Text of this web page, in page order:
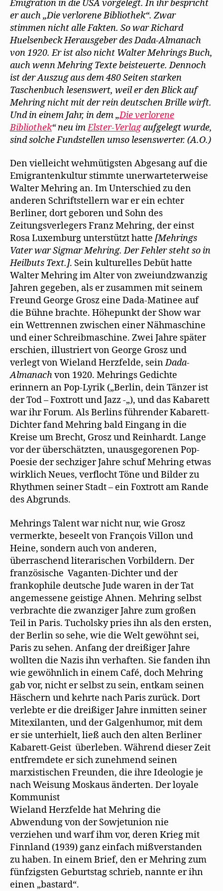
e
s
e
r
g
ö
f
f
n
e
t
)
verlorene
Bibliothek“
erstaunt
Emigration in die USA vorgelegt. In ihr bespricht
er auch „Die verlorene Bibliothek“. Zwar
stimmen nicht alle Fakten. So war Richard
Huelsenbeck Herausgeber des Dada-Almanach
von 1920. Er ist also nicht Walter Mehrings Buch,
auch wenn Mehring Texte beisteuerte. Dennoch
ist der Auszug aus dem 480 Seiten starken
Taschenbuch lesenswert, weil er den Blick auf
Mehring nicht mit der rein deutschen Brille wirft.
Und in einem Jahr, in dem „Die verlorene
Bibliothek“ neu imElster-Verlagaufgelegt wurde,
sind solche Fundstellen umso lesenswerter. (A.O.)
Den vielleicht wehmütigsten Abgesang auf die
Emigrantenkultur stimmte unerwarteterweise
Walter Mehring an. Im Unterschied zu den
anderen Schriftstellern war er ein echter
Berliner, dort geboren und Sohn des
Zeitungsverlegers Franz Mehring, der einst
Rosa Luxemburg unterstützt hatte [Mehrings
Vater war Sigmar Mehring. Der Fehler steht so in
Heilbuts Text.]. Sein kulturelles Debüt hatte
Walter Mehring im Alter von zweiundzwanzig
Jahren gegeben, als er zusammen mit seinem
Freund George Grosz eine Dada-Matinee auf
die Bühne brachte. Höhepunkt der Show war
ein Wettrennen zwischen einer Nähmaschine
und einer Schreibmaschine. Zwei Jahre später
erschien, illustriert von George Grosz und
verlegt von Wieland Herzfelde, seinDada-
Almanachvon 1920. Mehrings Gedichte
erinnern an Pop-Lyrik („Berlin, dein Tänzer ist
der Tod – Foxtrott und Jazz -„), und das Kabarett
war ihr Forum. Als Berlins führender Kabarett-
Dichter fand Mehring bald Eingang in die
Kreise um Brecht, Grosz und Reinhardt. Lange
vor der überschätzten, unausgegorenen Pop-
Poesie der sechziger Jahre schuf Mehring etwas
wirklich Neues, verflocht Töne und Bilder zu
Rhythmen seiner Stadt – ein Foxtrott am Rande
des Abgrunds.
Mehrings Talent war nicht nur, wie Grosz
vermerkte, beseelt von François Villon und
Heine, sondern auch von anderen,
überraschend literarischen Vorbildern. Der
französische Vaganten-Dichter und der
frankophile deutsche Jude waren in der Tat
angemessene geistige Ahnen. Mehring selbst
verbrachte die zwanziger Jahre zum großen
Teil in Paris. Tucholsky pries ihn als den ersten,
der Berlin so sehe, wie die Welt gewöhnt sei,
Paris zu sehen. Anfang der dreißiger Jahre
wollten die Nazis ihn verhaften. Sie fanden ihn
wie gewöhnlich in einem Café, doch Mehring
gab vor, nicht er selbst zu sein, entkam seinen
Häschern und kehrte nach Paris zurück. Dort
verlebte er die dreißiger Jahre inmitten seiner
Mitexilanten, und der Galgenhumor, mit dem
er sie unterhielt, ließ auch den alten Berliner
Kabarett-Geist überleben. Während dieser Zeit
entfremdete er sich zunehmend seinen
marxistischen Freunden, die ihre Ideologie je
nach Weisung Moskaus änderten. Der loyale
Kommunist
Wieland Herzfelde hat Mehring die
Abwendung von der Sowjetunion nie
verziehen und warf ihm vor, deren Krieg mit
Finnland (1939) ganz einfach mißverstanden
zu haben. In einem Brief, den er Mehring zum
fünfzigsten Geburtstag schrieb, nannte er ihn
einen „bastard“.